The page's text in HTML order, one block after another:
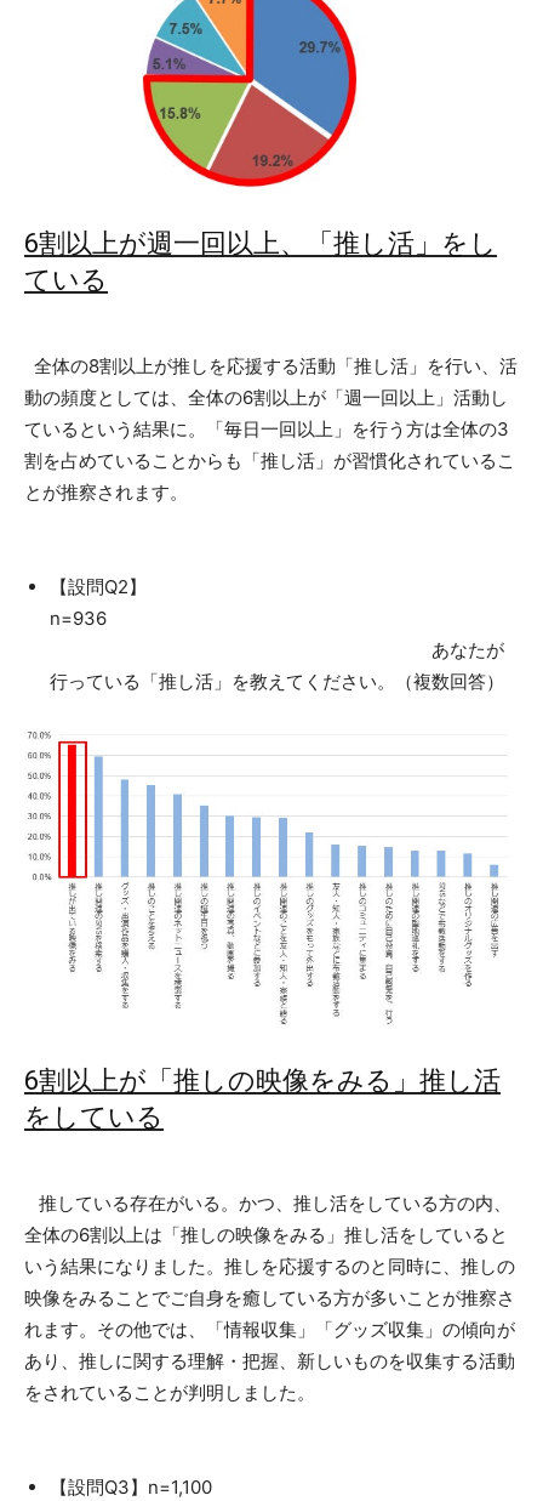
6割以上が週一回以上、「推し活」をし
ている
全体の8割以上が推しを応援する活動「推し活」を行い、活
動の頻度としては、全体の6割以上が「週一回以上」活動し
ているという結果に。「毎日一回以上」を行う方は全体の3
割を占めていることからも「推し活」が習慣化されているこ
とが推察されます。
【設問Q2】
n=936
あなたが
行っている「推し活」を教えてください。（複数回答）
6割以上が「推しの映像をみる」推し活
をしている
推している存在がいる。かつ、推し活をしている方の内、
全体の6割以上は「推しの映像をみる」推し活をしていると
いう結果になりました。推しを応援するのと同時に、推しの
映像をみることでご自身を癒している方が多いことが推察さ
れます。その他では、「情報収集」「グッズ収集」の傾向が
あり、推しに関する理解・把握、新しいものを収集する活動
をされていることが判明しました。
【設問Q3】n=1,100